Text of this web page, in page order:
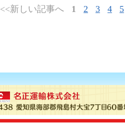
<<新しい記事へ 1 2 3 4 5